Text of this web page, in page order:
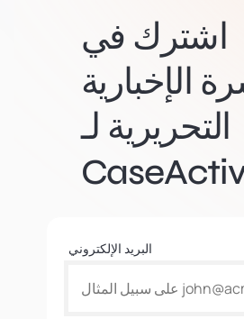
اشترك في
الإخبارية
التحريرية لـ
البريد الإلكتروني